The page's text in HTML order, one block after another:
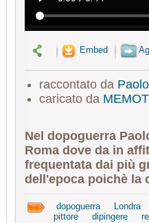
Embed
raccontato da
caricato da
Nel dopoguerra
Roma dove da in
frequentata dai più
dell'epoca poichè la
dopoguerra Londra
pittore
dipingere